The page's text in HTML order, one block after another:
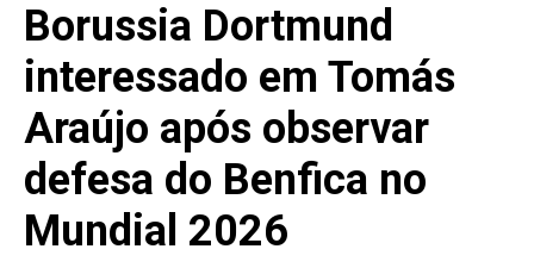
Borussia Dortmund
interessado em Tomás
Araújo após observar
defesa do Benfica no
Mundial 2026